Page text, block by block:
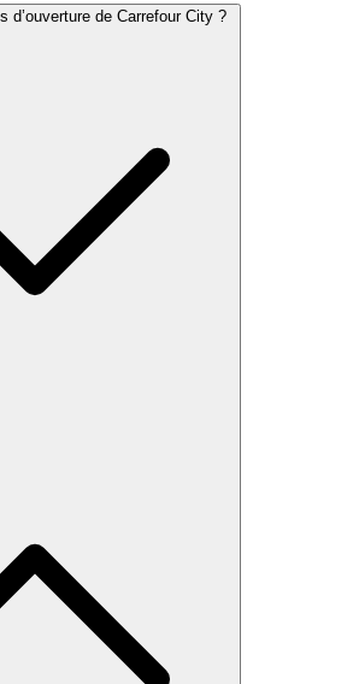
d’ouverture de Carrefour City ?